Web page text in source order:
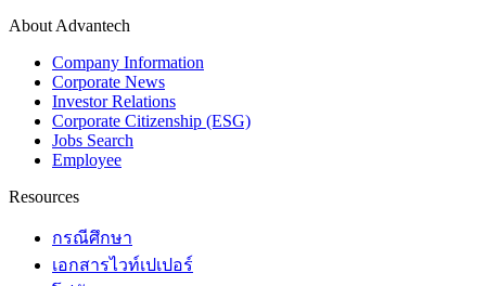
About Advantech
Company Information
Corporate News
Investor Relations
Corporate Citizenship (ESG)
Jobs Search
Employee
Resources
กรณีศึกษา
เอกสารไวท์เปเปอร์